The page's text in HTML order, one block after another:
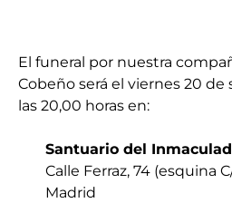
El funeral por nuestra
Cobeño será el viernes 20 de
las 20,00 horas en:
Santuario del
Calle Ferraz, 74 (esquina
Madrid